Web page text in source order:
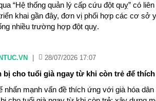
“Hệ thống quản lý cấp cứu đột quỵ” có
khai gần đây, đơn vị phối hợp các cơ sở
nhiều trường hợp đột quỵ.
28/07/2026 17:07
bị cho tuổi già ngay từ khi còn trẻ để
nhấn mạnh vấn đề thích ứng với già hóa